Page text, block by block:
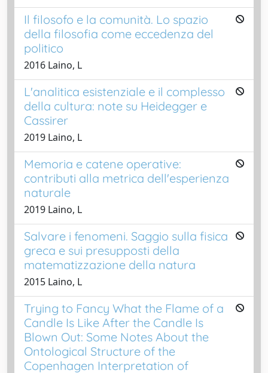
Il filosofo e la comunità. Lo spazio
della filosofia come eccedenza del
politico
2016 Laino, L
L'analitica esistenziale e il complesso
della cultura: note su Heidegger e
Cassirer
2019 Laino, L
Memoria e catene operative:
contributi alla metrica dell'esperienza
naturale
2019 Laino, L
Salvare i fenomeni. Saggio sulla fisica
greca e sui presupposti della
matematizzazione della natura
2015 Laino, L
Trying to Fancy What the Flame of a
Candle Is Like After the Candle Is
Blown Out: Some Notes About the
Ontological Structure of the
Copenhagen Interpretation of